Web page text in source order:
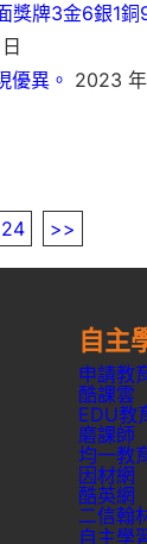
獎牌3金6銀1
優異。 2023
24 >>
自主
申請教
酷課雲
EDU教
磨課師
均一教
因材網
酷英網
二信翰
自主學